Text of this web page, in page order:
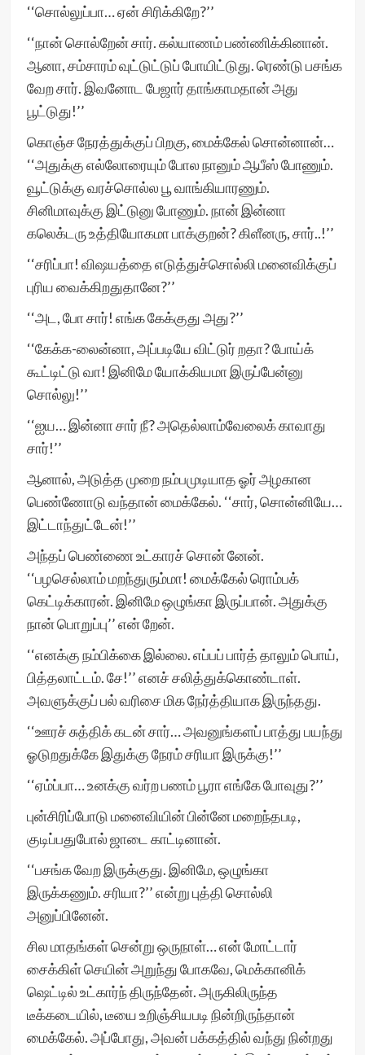
‘‘சொல்லுப்பா… ஏன் சிரிக்கிறே?’’
‘‘நான் சொல்றேன் சார். கல்யாணம் பண்ணிக்கினான்.
ஆனா, சம்சாரம் வுட்டுட்டுப் போயிட்டுது. ரெண்டு பசங்க
வேற சார். இவனோட பேஜார் தாங்காமதான் அது
பூட்டுது!’’
கொஞ்ச நேரத்துக்குப் பிறகு, மைக்கேல் சொன்னான்…
‘‘அதுக்கு எல்லோரையும் போல நானும் ஆபீஸ் போணும்.
வூட்டுக்கு வரச்சொல்ல பூ வாங்கியாரணும்.
சினிமாவுக்கு இட்டுனு போணும். நான் இன்னா
கலெக்டரு உத்தியோகமா பாக்குறன்? கிளீனரு, சார்..!’’
‘‘சரிப்பா! விஷயத்தை எடுத்துச்சொல்லி மனைவிக்குப்
புரிய வைக்கிறதுதானே?’’
‘‘அட, போ சார்! எங்க கேக்குது அது?’’
‘‘கேக்க-லைன்னா, அப்படியே விட்டுர் றதா? போய்க்
கூட்டிட்டு வா! இனிமே யோக்கியமா இருப்பேன்னு
சொல்லு!’’
‘‘ஐய… இன்னா சார் நீ? அதெல்லாம்வேலைக் காவாது
சார்!’’
ஆனால், அடுத்த முறை நம்பமுடியாத ஓர் அழகான
பெண்ணோடு வந்தான் மைக்கேல். ‘‘சார், சொன்னியே…
இட்டாந்துட்டேன்!’’
அந்தப் பெண்ணை உட்காரச் சொன் னேன்.
‘‘பழசெல்லாம் மறந்துரும்மா! மைக்கேல் ரொம்பக்
கெட்டிக்காரன். இனிமே ஒழுங்கா இருப்பான். அதுக்கு
நான் பொறுப்பு’’ என் றேன்.
‘‘எனக்கு நம்பிக்கை இல்லை. எப்பப் பார்த் தாலும் பொய்,
பித்தலாட்டம். சே!’’ எனச் சலித்துக்கொண்டாள்.
அவளுக்குப் பல் வரிசை மிக நேர்த்தியாக இருந்தது.
‘‘ஊரச் சுத்திக் கடன் சார்… அவனுங்களப் பாத்து பயந்து
ஓடுறதுக்கே இதுக்கு நேரம் சரியா இருக்கு!’’
‘‘ஏம்ப்பா… உனக்கு வர்ற பணம் பூரா எங்கே போவுது?’’
புன்சிரிப்போடு மனைவியின் பின்னே மறைந்தபடி,
குடிப்பதுபோல் ஜாடை காட்டினான்.
‘‘பசங்க வேற இருக்குது. இனிமே, ஒழுங்கா
இருக்கணும். சரியா?’’ என்று புத்தி சொல்லி
அனுப்பினேன்.
சில மாதங்கள் சென்று ஒருநாள்… என் மோட்டார்
சைக்கிள் செயின் அறுந்து போகவே, மெக்கானிக்
ஷெட்டில் உட்கார்ந் திருந்தேன். அருகிலிருந்த
டீக்கடையில், டீயை உறிஞ்சியபடி நின்றிருந்தான்
மைக்கேல். அப்போது, அவன் பக்கத்தில் வந்து நின்றது